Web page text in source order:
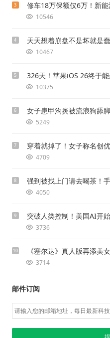
3 修车18万保额仅6万！新
10546
4 天天想着崩盘不是坏就是
10467
5 326天！苹果iOS 26终于
10375
6 女子患甲沟炎被流浪狗舔
5249
7 穿着就掉了！女子称名创
4709
8 强到被找上门请去喝茶！
4050
9 突破人类控制！美国AI开
3736
10 《塞尔达》真人版再添美
3714
邮件订阅